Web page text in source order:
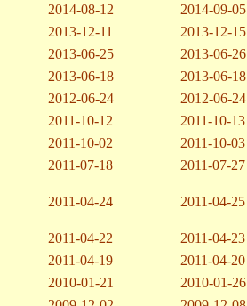
2014-08-12
2014-09-05
2013-12-11
2013-12-15
2013-06-25
2013-06-26
2013-06-18
2013-06-18
2012-06-24
2012-06-24
2011-10-12
2011-10-13
2011-10-02
2011-10-03
2011-07-18 2011-07-27
2011-04-24 2011-04-25
2011-04-22
2011-04-23
2011-04-19
2011-04-20
2010-01-21
2010-01-26